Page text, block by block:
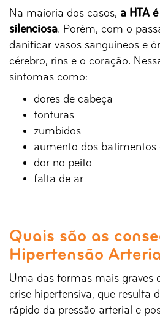
Na maioria dos casos, a HTA
silenciosa. Porém, com o
danificar vasos sanguíneos e
cérebro, rins e o coração.
sintomas como:
dores de cabeça
tonturas
zumbidos
aumento dos batimentos
dor no peito
falta de ar
Quais são as
Hipertensão
Uma das formas mais graves
crise hipertensiva, que resulta
rápido da pressão arterial e